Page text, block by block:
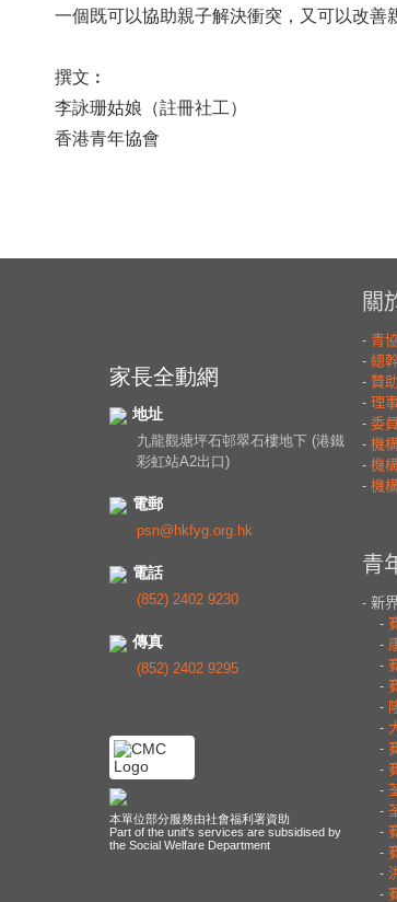
一個既可以協助親子解決衝突，又可以改善
撰文︰
李詠珊姑娘（註冊社工）
香港青年協會
家長全動網
地址
九龍觀塘坪石邨翠石樓地下 (港鐵
彩虹站A2出口)
電郵
psn@hkfyg.org.hk
電話
(852) 2402 9230
傳真
(852) 2402 9295
本單位部分服務由社會福利署資助
Part of the unit's services are subsidised by
the Social Welfare Department